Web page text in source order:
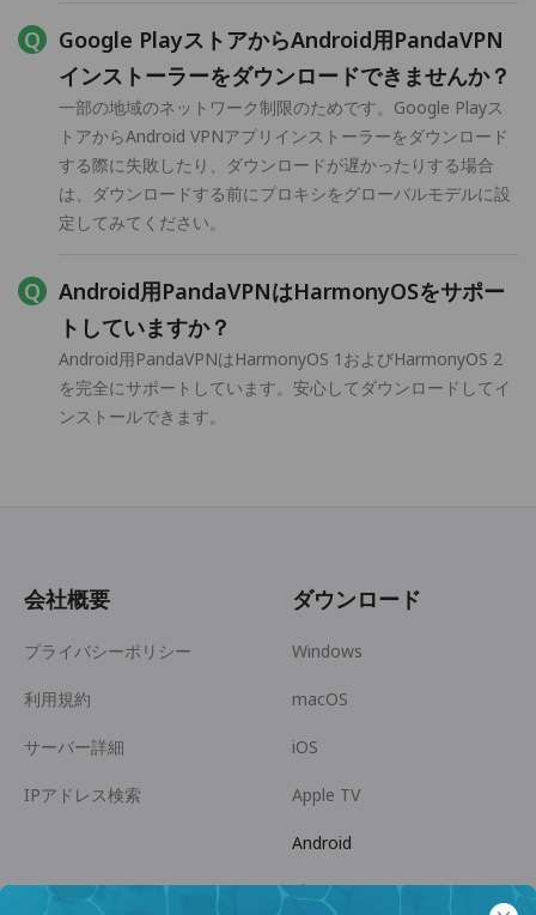
Google PlayストアからAndroid用PandaVPN
インストーラーをダウンロードできませんか？
一部の地域のネットワーク制限のためです。Google Playス
トアからAndroid VPNアプリインストーラーをダウンロード
する際に失敗したり、ダウンロードが遅かったりする場合
は、ダウンロードする前にプロキシをグローバルモデルに設
定してみてください。
Android用PandaVPNはHarmonyOSをサポー
トしていますか？
Android用PandaVPNはHarmonyOS 1およびHarmonyOS 2
を完全にサポートしています。安心してダウンロードしてイ
ンストールできます。
会社概要
プライバシーポリシー
利用規約
サーバー詳細
IPアドレス検索
ダウンロード
Windows
macOS
iOS
Apple TV
Android
Linux